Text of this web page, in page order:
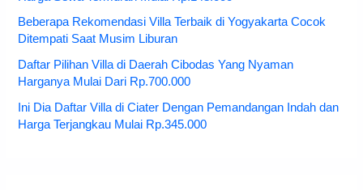
Beberapa Rekomendasi Villa Terbaik di Yogyakarta Cocok
Ditempati Saat Musim Liburan
Daftar Pilihan Villa di Daerah Cibodas Yang Nyaman
Harganya Mulai Dari Rp.700.000
Ini Dia Daftar Villa di Ciater Dengan Pemandangan Indah dan
Harga Terjangkau Mulai Rp.345.000